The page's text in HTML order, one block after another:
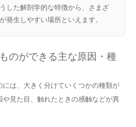
した解剖学的な特徴から、さまざ
発生しやすい場所といえます。
のができる主な原因・種
は、大きく分けていくつかの種類が
や見た目、触れたときの感触などが異